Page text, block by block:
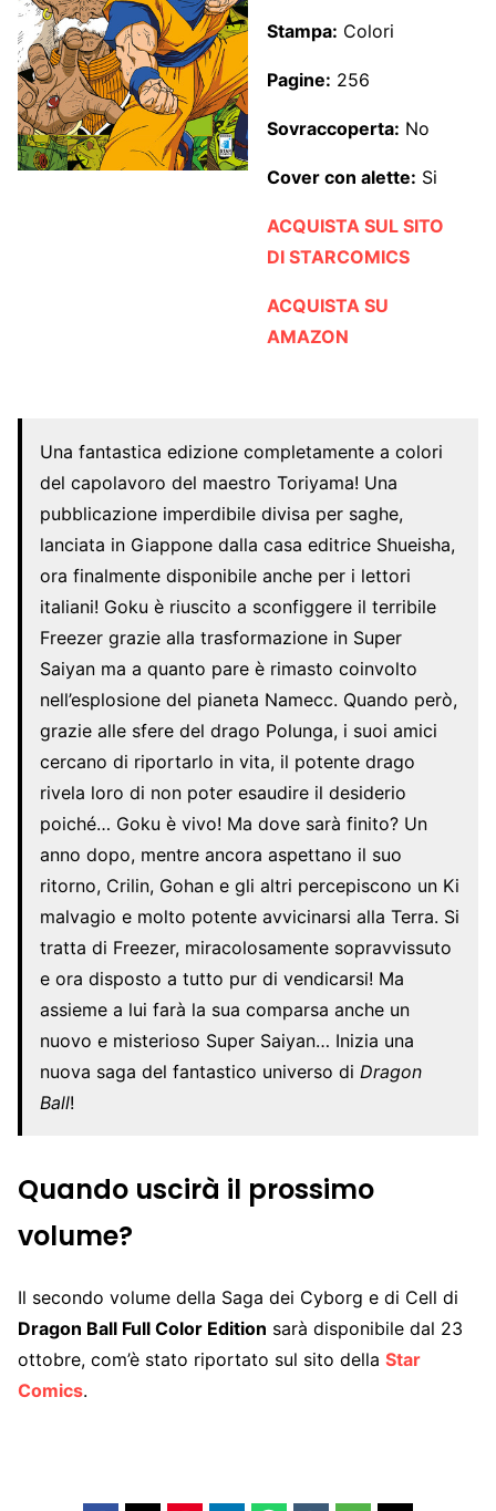
Stampa: Colori
Pagine: 256
Sovraccoperta: No
Cover con alette: Si
ACQUISTA SUL SITO
DI STARCOMICS
ACQUISTA SU
AMAZON
Una fantastica edizione completamente a colori
del capolavoro del maestro Toriyama! Una
pubblicazione imperdibile divisa per saghe,
lanciata in Giappone dalla casa editrice Shueisha,
ora finalmente disponibile anche per i lettori
italiani! Goku è riuscito a sconfiggere il terribile
Freezer grazie alla trasformazione in Super
Saiyan ma a quanto pare è rimasto coinvolto
nell’esplosione del pianeta Namecc. Quando però,
grazie alle sfere del drago Polunga, i suoi amici
cercano di riportarlo in vita, il potente drago
rivela loro di non poter esaudire il desiderio
poiché… Goku è vivo! Ma dove sarà finito? Un
anno dopo, mentre ancora aspettano il suo
ritorno, Crilin, Gohan e gli altri percepiscono un Ki
malvagio e molto potente avvicinarsi alla Terra. Si
tratta di Freezer, miracolosamente sopravvissuto
e ora disposto a tutto pur di vendicarsi! Ma
assieme a lui farà la sua comparsa anche un
nuovo e misterioso Super Saiyan… Inizia una
nuova saga del fantastico universo di Dragon
Ball!
Quando uscirà il prossimo
volume?
Il secondo volume della Saga dei Cyborg e di Cell di
Dragon Ball Full Color Edition sarà disponibile dal 23
ottobre, com’è stato riportato sul sito della Star
Comics.